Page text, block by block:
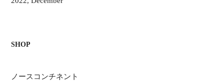
SHOP
ノースコンチネント